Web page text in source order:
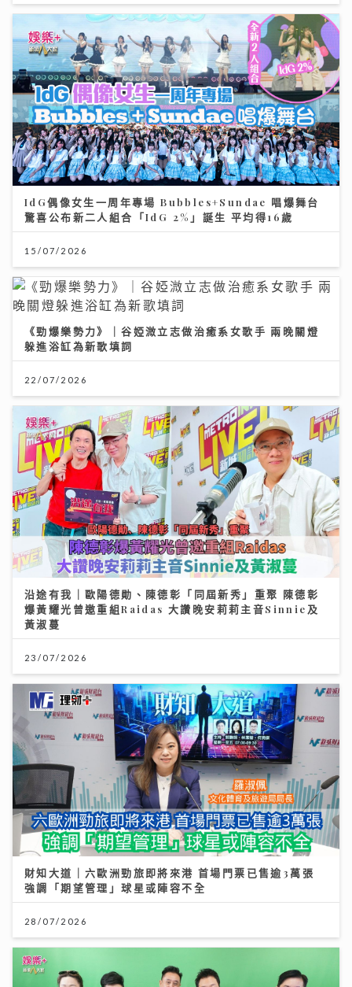
IdG偶像女生一周年專場 Bubbles+Sundae 唱爆舞台
驚喜公布新二人組合「IdG 2%」誕生 平均得16歲
15/07/2026
《勁爆樂勢力》｜谷婭溦立志做治癒系女歌手 兩晚關燈
躲進浴缸為新歌填詞
22/07/2026
沿途有我｜歐陽德勛、陳德彰「同屆新秀」重聚 陳德彰
爆黃耀光曾邀重組Raidas 大讚晚安莉莉主音Sinnie及
黃淑蔓
23/07/2026
財知大道｜六歐洲勁旅即將來港 首場門票已售逾3萬張
強調「期望管理」球星或陣容不全
28/07/2026